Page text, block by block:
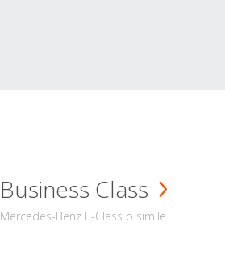
Business Class
Mercedes-Benz E-Class o simile